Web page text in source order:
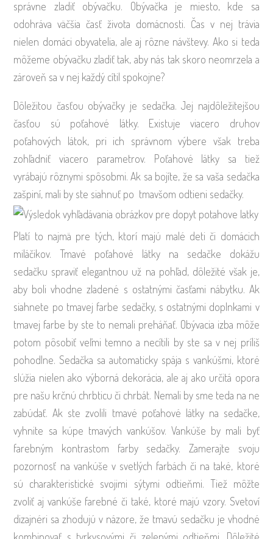
správne zladiť obývačku. Obývačka je miesto, kde sa
odohráva väčšia časť života domácnosti. Čas v nej trávia
nielen domáci obyvatelia, ale aj rôzne návštevy. Ako si teda
môžeme obývačku zladiť tak, aby nás tak skoro neomrzela a
zároveň sa v nej každý cítil spokojne?
Dôležitou časťou obývačky je sedačka. Jej najdôležitejšou
časťou sú poťahové látky. Existuje viacero druhov
poťahových látok, pri ich správnom výbere však treba
zohľadniť viacero parametrov. Poťahové látky sa tiež
vyrábajú rôznymi spôsobmi. Ak sa bojíte, že sa vaša sedačka
zašpiní, mali by ste siahnuť po tmavšom odtieni sedačky.
Platí to najmä pre tých, ktorí majú malé deti či domácich
miláčikov. Tmavé poťahové látky na sedačke dokážu
sedačku spraviť elegantnou už na pohľad, dôležité však je,
aby boli vhodne zladené s ostatnými časťami nábytku. Ak
siahnete po tmavej farbe sedačky, s ostatnými doplnkami v
tmavej farbe by ste to nemali preháňať. Obývacia izba môže
potom pôsobiť veľmi temno a necítili by ste sa v nej príliš
pohodlne. Sedačka sa automaticky spája s vankúšmi, ktoré
slúžia nielen ako výborná dekorácia, ale aj ako určitá opora
pre našu krčnú chrbticu či chrbát. Nemali by sme teda na ne
zabúdať. Ak ste zvolili tmavé poťahové látky na sedačke,
vyhnite sa kúpe tmavých vankúšov. Vankúše by mali byť
farebným kontrastom farby sedačky. Zamerajte svoju
pozornosť na vankúše v svetlých farbách či na také, ktoré
sú charakteristické svojimi sýtymi odtieňmi. Tiež môžte
zvoliť aj vankúše farebné či také, ktoré majú vzory. Svetoví
dizajnéri sa zhodujú v názore, že tmavú sedačku je vhodné
kombinovať s tyrkysovými či zelenými odtieňmi. Dôležité